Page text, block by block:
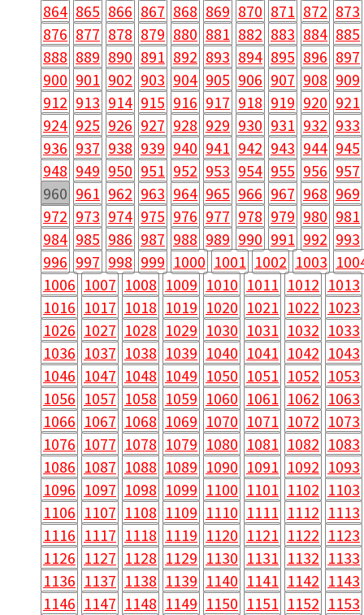
864 865 866 867 868 869 870 871 872 873
876 877 878 879 880 881 882 883 884 885
888 889 890 891 892 893 894 895 896 897
900 901 902 903 904 905 906 907 908 909
912 913 914 915 916 917 918 919 920 921
924 925 926 927 928 929 930 931 932 933
936 937 938 939 940 941 942 943 944 945
948 949 950 951 952 953 954 955 956 957
960 961 962 963 964 965 966 967 968 969
972 973 974 975 976 977 978 979 980 981
984 985 986 987 988 989 990 991 992 993
996 997 998 999 1000 1001 1002 1003
1006 1007 1008 1009 1010 1011 1012 1013
1016 1017 1018 1019 1020 1021 1022 1023
1026 1027 1028 1029 1030 1031 1032 1033
1036 1037 1038 1039 1040 1041 1042 1043
1046 1047 1048 1049 1050 1051 1052 1053
1056 1057 1058 1059 1060 1061 1062 1063
1066 1067 1068 1069 1070 1071 1072 1073
1076 1077 1078 1079 1080 1081 1082 1083
1086 1087 1088 1089 1090 1091 1092 1093
1096 1097 1098 1099 1100 1101 1102 1103
1106 1107 1108 1109 1110 1111 1112 1113
1116 1117 1118 1119 1120 1121 1122 1123
1126 1127 1128 1129 1130 1131 1132 1133
1136 1137 1138 1139 1140 1141 1142 1143
1146 1147 1148 1149 1150 1151 1152 1153